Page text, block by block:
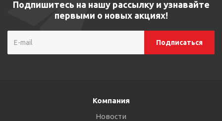
Подпишитесь на нашу рассылку и узнавайте
первыми о новых акциях!
Компания
Новости